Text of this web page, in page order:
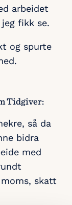
arbeidet
fikk se.
og spurte
Tidgiver:
så da
bidra
med
moms, skatt